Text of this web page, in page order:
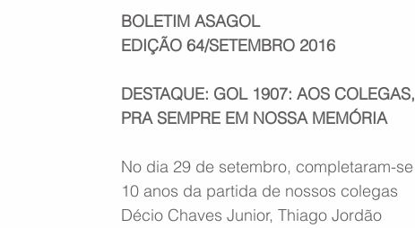
BOLETIM ASAGOL
EDIÇÃO 64/SETEMBRO 2016
DESTAQUE: GOL 1907: AOS COLEGAS,
PRA SEMPRE EM NOSSA MEMÓRIA
No dia 29 de setembro, completaram-se
10 anos da partida de nossos colegas
Décio Chaves Junior, Thiago Jordão